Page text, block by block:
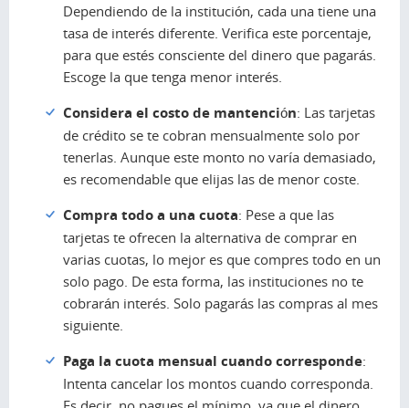
Dependiendo de la institución, cada una tiene una
tasa de interés diferente. Verifica este porcentaje,
para que estés consciente del dinero que pagarás.
Escoge la que tenga menor interés.
Considera el costo de mantención: Las tarjetas
de crédito se te cobran mensualmente solo por
tenerlas. Aunque este monto no varía demasiado,
es recomendable que elijas las de menor coste.
Compra todo a una cuota: Pese a que las
tarjetas te ofrecen la alternativa de comprar en
varias cuotas, lo mejor es que compres todo en un
solo pago. De esta forma, las instituciones no te
cobrarán interés. Solo pagarás las compras al mes
siguiente.
Paga la cuota mensual cuando corresponde:
Intenta cancelar los montos cuando corresponda.